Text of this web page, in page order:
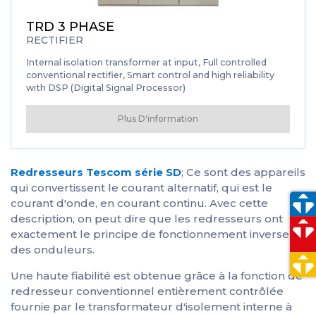
TRD 3 PHASE
RECTIFIER
Internal isolation transformer at input, Full controlled
conventional rectifier, Smart control and high reliability
with DSP (Digital Signal Processor)
Plus D'information
Redresseurs Tescom série SD; Ce sont des appareils
qui convertissent le courant alternatif, qui est le
courant d'onde, en courant continu. Avec cette
description, on peut dire que les redresseurs ont
exactement le principe de fonctionnement inverse
des onduleurs.
Une haute fiabilité est obtenue grâce à la fonction de
redresseur conventionnel entièrement contrôlée
fournie par le transformateur d'isolement interne à